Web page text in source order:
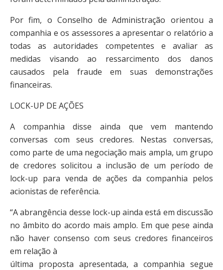
Por fim, o Conselho de Administração orientou a
companhia e os assessores a apresentar o relatório a
todas as autoridades competentes e avaliar as
medidas visando ao ressarcimento dos danos
causados pela fraude em suas demonstrações
financeiras.
LOCK-UP DE AÇÕES
A companhia disse ainda que vem mantendo
conversas com seus credores. Nestas conversas,
como parte de uma negociação mais ampla, um grupo
de credores solicitou a inclusão de um período de
lock-up para venda de ações da companhia pelos
acionistas de referência.
“A abrangência desse lock-up ainda está em discussão
no âmbito do acordo mais amplo. Em que pese ainda
não haver consenso com seus credores financeiros
em relação à
última proposta apresentada, a companhia segue